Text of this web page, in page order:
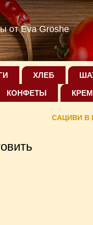
от Eva Groshe
ХЛЕБ
КОНФЕТЫ КРЕМ
САЦИВИ В